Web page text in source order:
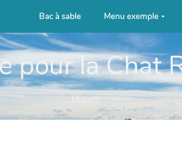
Bac à sable Menu exemple
pour la Chat
Miaou!!!